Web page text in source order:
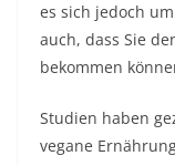
es sich jedoch
auch, dass Sie
bekommen
Studien haben
vegane